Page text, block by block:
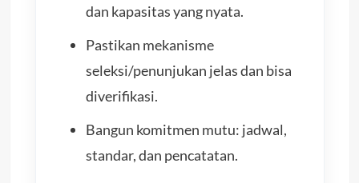
dan kapasitas yang nyata.
Pastikan mekanisme
seleksi/penunjukan jelas dan bisa
diverifikasi.
Bangun komitmen mutu: jadwal,
standar, dan pencatatan.